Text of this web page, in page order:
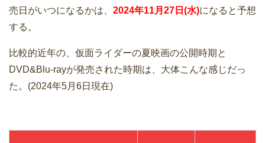
売日がいつになるかは、 2024年11月27日(水)になると予想
する。
比較的近年の、仮面ライダーの夏映画の公開時期と
DVD&Blu-rayが発売された時期は、大体こんな感じだっ
た。(2024年5月6日現在)